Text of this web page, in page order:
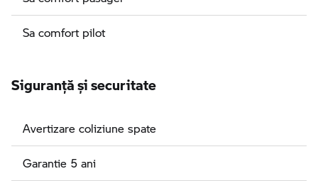
Sa comfort pilot
Siguranţă şi securitate
Avertizare coliziune spate
Garantie 5 ani